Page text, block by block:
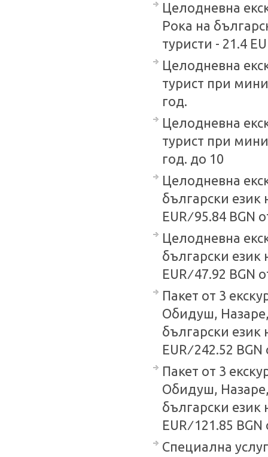
Целодневна
Рока на
туристи - 21.4
Целодневна
турист при
год.
Целодневна
турист при
год. до 10
Целодневна
български език
EUR ∕ 95.84 BGN
Целодневна
български език
EUR ∕ 47.92 BGN
Пакет от 3
Обидуш,
български език
EUR ∕ 242.52
Пакет от 3
Обидуш,
български език
EUR ∕ 121.85
Специална